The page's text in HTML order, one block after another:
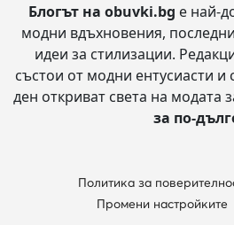
Блогът на obuvki.bg е най-
модни вдъхновения,
идеи за стилизации.
състои от модни ентусиасти и
ден откриват света на модата
за по-
Политика за
Промени настройките